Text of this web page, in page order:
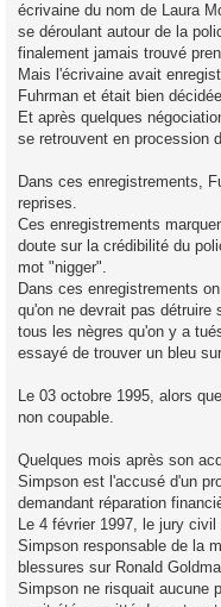
écrivaine du nom de Laura
se déroulant autour de la
finalement jamais trouvé
Mais l'écrivaine avait
Fuhrman et était bien
Et après quelques
se retrouvent en procession
Dans ces enregistrements,
reprises.
Ces enregistrements
doute sur la crédibilité du
mot "nigger".
Dans ces enregistrements
qu'on ne devrait pas détruire
tous les nègres qu'on y a
essayé de trouver un bleu
Le 03 octobre 1995, alors
non coupable.
Quelques mois après son
Simpson est l'accusé d'un
demandant réparation
Le 4 février 1997, le jury
Simpson responsable de la
blessures sur Ronald
Simpson ne risquait aucune